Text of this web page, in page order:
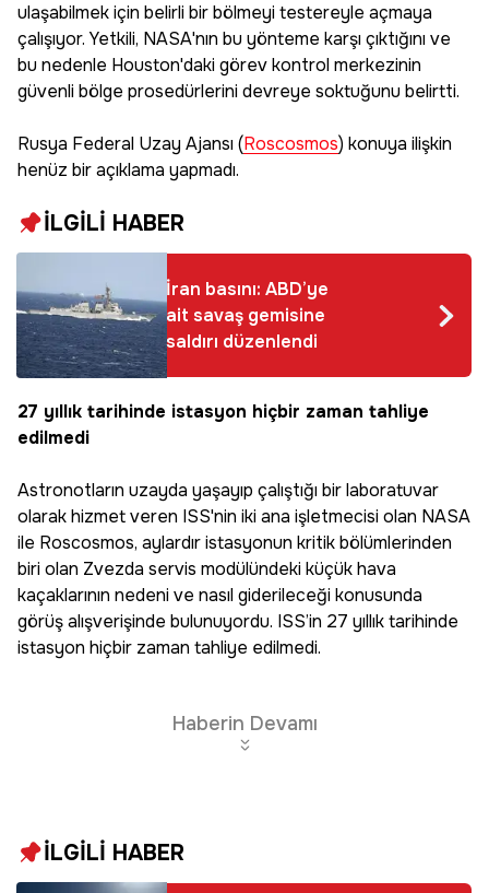
ulaşabilmek için belirli bir bölmeyi testereyle açmaya
çalışıyor. Yetkili, NASA'nın bu yönteme karşı çıktığını ve
bu nedenle Houston'daki görev kontrol merkezinin
güvenli bölge prosedürlerini devreye soktuğunu belirtti.
Rusya Federal Uzay Ajansı (Roscosmos) konuya ilişkin
henüz bir açıklama yapmadı.
İLGİLİ HABER
İran basını: ABD’ye
ait savaş gemisine
saldırı düzenlendi
27 yıllık tarihinde istasyon hiçbir zaman tahliye
edilmedi
Astronotların uzayda yaşayıp çalıştığı bir laboratuvar
olarak hizmet veren ISS'nin iki ana işletmecisi olan NASA
ile Roscosmos, aylardır istasyonun kritik bölümlerinden
biri olan Zvezda servis modülündeki küçük hava
kaçaklarının nedeni ve nasıl giderileceği konusunda
görüş alışverişinde bulunuyordu. ISS’in 27 yıllık tarihinde
istasyon hiçbir zaman tahliye edilmedi.
Haberin Devamı
İLGİLİ HABER